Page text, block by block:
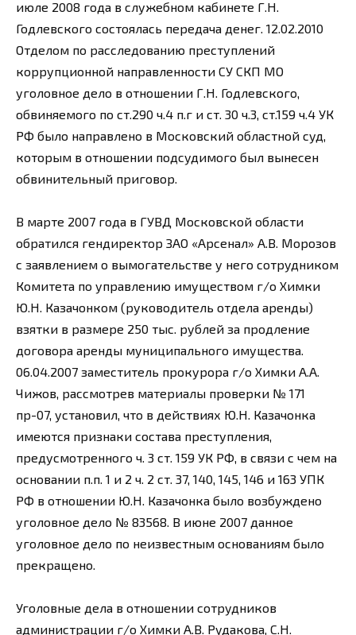
июле 2008 года в служебном кабинете Г.Н.
Годлевского состоялась передача денег. 12.02.2010
Отделом по расследованию преступлений
коррупционной направленности СУ СКП МО
уголовное дело в отношении Г.Н. Годлевского,
обвиняемого по ст.290 ч.4 п.г и ст. 30 ч.3, ст.159 ч.4 УК
РФ было направлено в Московский областной суд,
которым в отношении подсудимого был вынесен
обвинительный приговор.
В марте 2007 года в ГУВД Московской области
обратился гендиректор ЗАО «Арсенал» А.В. Морозов
с заявлением о вымогательстве у него сотрудником
Комитета по управлению имуществом г/о Химки
Ю.Н. Казачонком (руководитель отдела аренды)
взятки в размере 250 тыс. рублей за продление
договора аренды муниципального имущества.
06.04.2007 заместитель прокурора г/о Химки А.А.
Чижов, рассмотрев материалы проверки № 171
пр-07, установил, что в действиях Ю.Н. Казачонка
имеются признаки состава преступления,
предусмотренного ч. 3 ст. 159 УК РФ, в связи с чем на
основании п.п. 1 и 2 ч. 2 ст. 37, 140, 145, 146 и 163 УПК
РФ в отношении Ю.Н. Казачонка было возбуждено
уголовное дело № 83568. В июне 2007 данное
уголовное дело по неизвестным основаниям было
прекращено.
Уголовные дела в отношении сотрудников
администрации г/о Химки А.В. Рудакова, С.Н.